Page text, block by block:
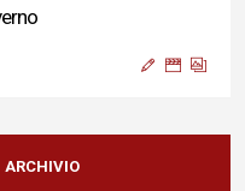
Testa: “Profondo
al Ministro Roccella e
ARCHIVIO